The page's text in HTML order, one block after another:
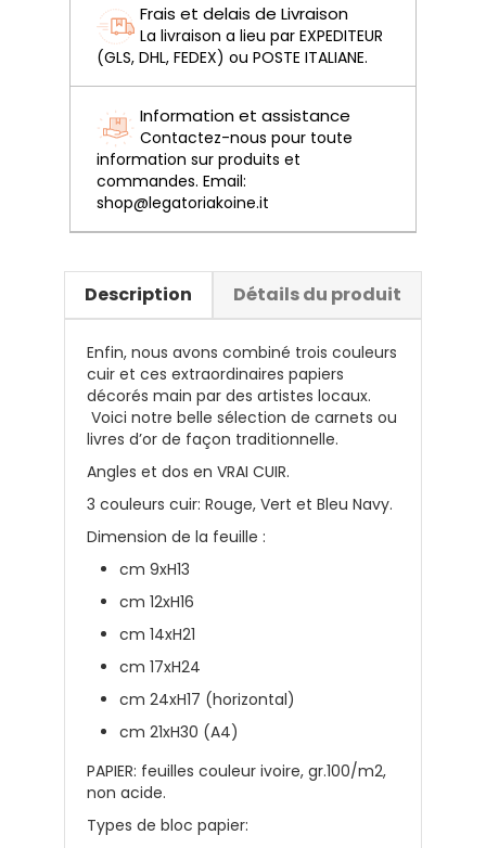
Frais et delais de Livraison
La livraison a lieu par EXPEDITEUR
(GLS, DHL, FEDEX) ou POSTE ITALIANE.
Information et assistance
Contactez-nous pour toute
information sur produits et
commandes. Email:
shop@legatoriakoine.it
Description Détails du produit
Enfin, nous avons combiné trois couleurs
cuir et ces extraordinaires papiers
décorés main par des artistes locaux.
Voici notre belle sélection de carnets ou
livres d’or de façon traditionnelle.
Angles et dos en VRAI CUIR.
3 couleurs cuir: Rouge, Vert et Bleu Navy.
Dimension de la feuille :
cm 9xH13
cm 12xH16
cm 14xH21
cm 17xH24
cm 24xH17 (horizontal)
cm 21xH30 (A4)
PAPIER: feuilles couleur ivoire, gr.100/m2,
non acide.
Types de bloc papier: